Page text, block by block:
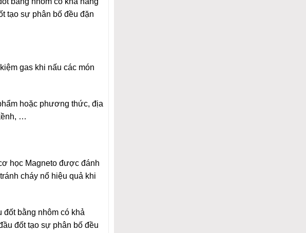
tạo sự phân bố đều đặn
gas khi nấu các món
hoặc phương thức, địa
…
học Magneto được đánh
cháy nổ hiệu quả khi
đốt bằng nhôm có khả
đốt tạo sự phân bố đều